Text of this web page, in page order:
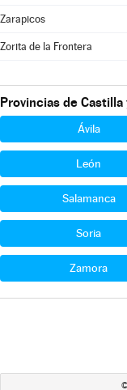
Zarapicos
Zorita de la Frontera
Provincias de Castilla
Ávila
León
Salamanca
Soria
Zamora
©